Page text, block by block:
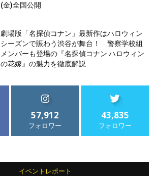
(金)全国公開
劇場版「名探偵コナン」最新作はハロウィン
シーズンで賑わう渋谷が舞台！ 警察学校組
メンバーも登場の『名探偵コナン ハロウィン
の花嫁』の魅力を徹底解説
57,912
フォロワー
43,835
フォロワー
イベントレポート